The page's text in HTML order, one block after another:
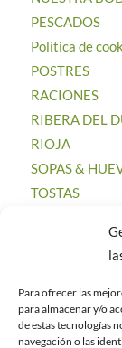
Para ofrecer las
para almacenar y/o
de estas tecnologías
navegación o las
PESCADOS
Política de
POSTRES
RACIONES
RIBERA DEL
RIOJA
SOPAS &
TOSTAS
Uncategorized